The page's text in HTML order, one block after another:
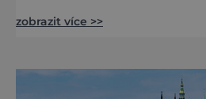
nejzajímavějších bude
večer plný historie,
dobrodružství pro malé i
zobrazit více >>